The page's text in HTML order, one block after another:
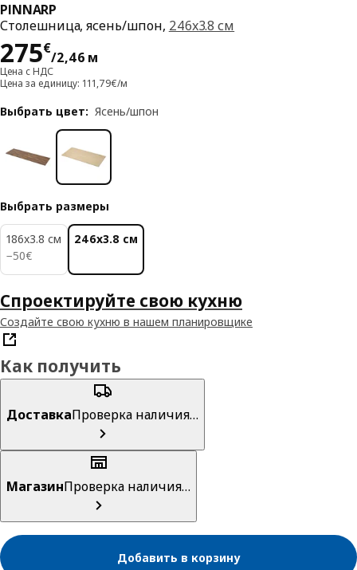
PINNARP
Столешница, ясень/шпон, 246x3.8 см
275€
/2,46 м
Цена 275€/2,46 м
Цена с НДС
Цена за единицу: 111,79€/м
Выбрать цвет: Ясень/шпон
Выбрать размеры
186x3.8 см
−50€
50€
246x3.8 см
Спроектируйте свою кухню
Создайте свою кухню в нашем планировщике
Как получить
ДоставкаПроверка наличия…
МагазинПроверка наличия…
Добавить в корзину